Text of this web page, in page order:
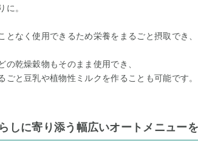
に。
となく使用できるため栄養をまるごと摂取でき
の乾燥穀物もそのまま使用でき、
ごと豆乳や植物性ミルクを作ることも可能です。
しに寄り添う幅広いオートメニューを